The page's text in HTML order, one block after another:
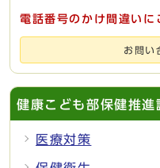
電話番号のかけ間違いに
お問い
健康こども部保健推進
医療対策